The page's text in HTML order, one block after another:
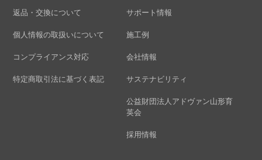
返品・交換について
個人情報の取扱いについて
コンプライアンス対応
特定商取引法に基づく表記
サポート情報
施工例
会社情報
サステナビリティ
公益財団法人アドヴァン山形育
英会
採用情報